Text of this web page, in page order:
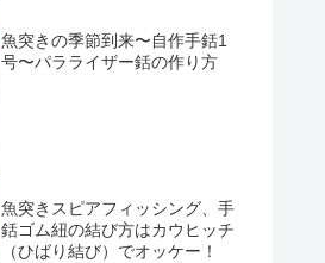
魚突きの季節到来〜自作手銛1
号〜パラライザー銛の作り方
魚突きスピアフィッシング、手
銛ゴム紐の結び方はカウヒッチ
（ひばり結び）でオッケー！